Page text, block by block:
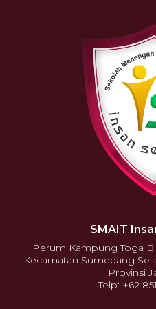
SMAIT
Perum Kampung Toga
Kecamatan Sumedang
Provinsi
Telp: +62